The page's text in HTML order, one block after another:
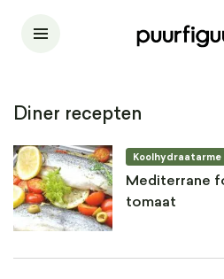
Diner recepten
Mediterrane
tomaat